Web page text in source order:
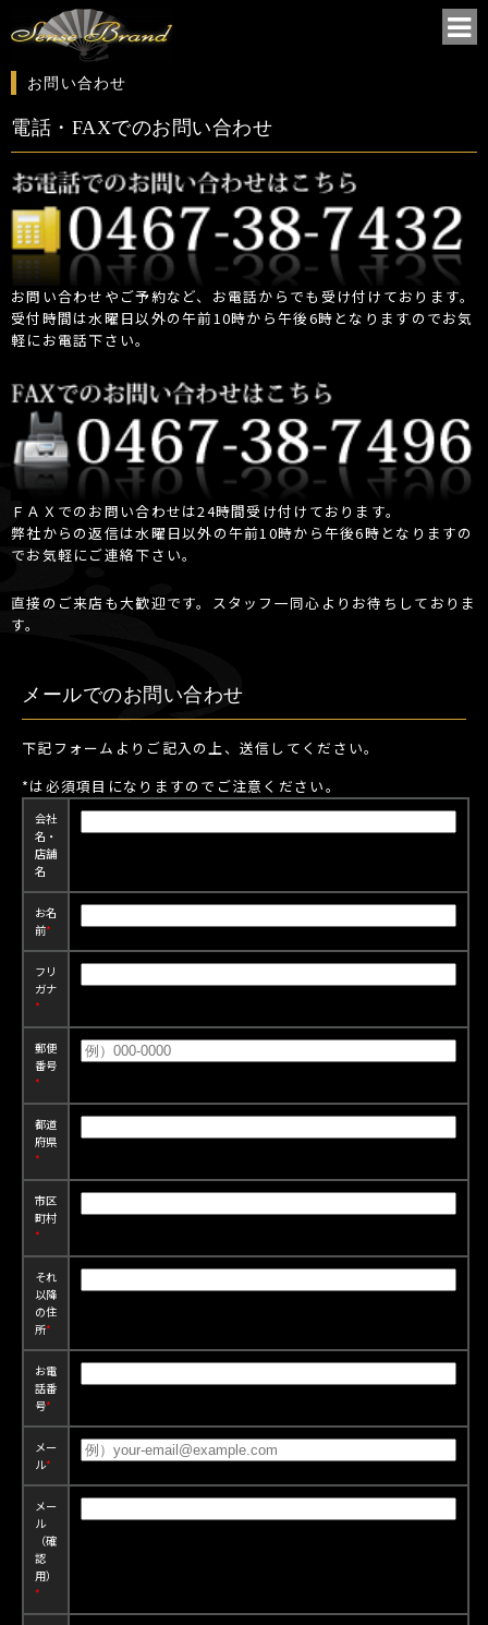
お問い合わせ
電話・FAXでのお問い合わせ
お問い合わせやご予約など、お電話からでも受け付けております。
受付時間は水曜日以外の午前10時から午後6時となりますのでお気
軽にお電話下さい。
ＦＡＸでのお問い合わせは24時間受け付けております。
弊社からの返信は水曜日以外の午前10時から午後6時となりますの
でお気軽にご連絡下さい。
直接のご来店も大歓迎です。スタッフ一同心よりお待ちしておりま
す。
メールでのお問い合わせ
下記フォームよりご記入の上、送信してください。
*は必須項目になりますのでご注意ください。
会社
名・
店舗
名
お名
前*
フリ
ガナ
*
郵便
番号
*
都道
府県
*
市区
町村
*
それ
以降
の住
所*
お電
話番
号*
メー
ル*
メー
ル
（確
認
用）
*